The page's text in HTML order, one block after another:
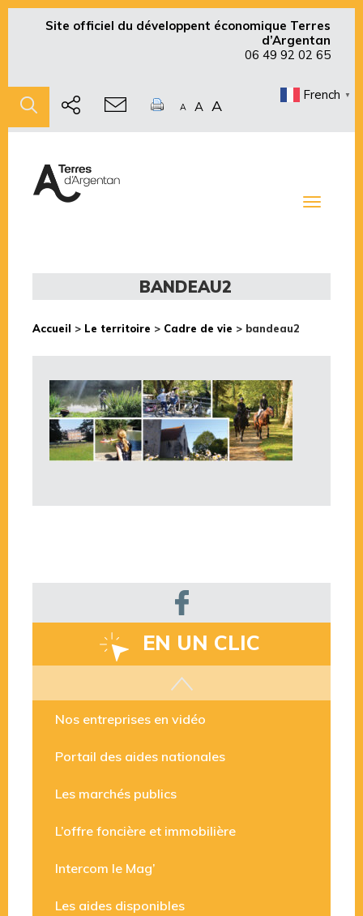
Site officiel du développent économique Terres
d’Argentan
06 49 92 02 65
A A A
French ▼
Toggle
BANDEAU2
Accueil > Le territoire > Cadre de vie > bandeau2
EN UN CLIC
Les aides disponibles
Nos entreprises en vidéo
Portail des aides nationales
Les marchés publics
L’offre foncière et immobilière
Intercom le Mag’